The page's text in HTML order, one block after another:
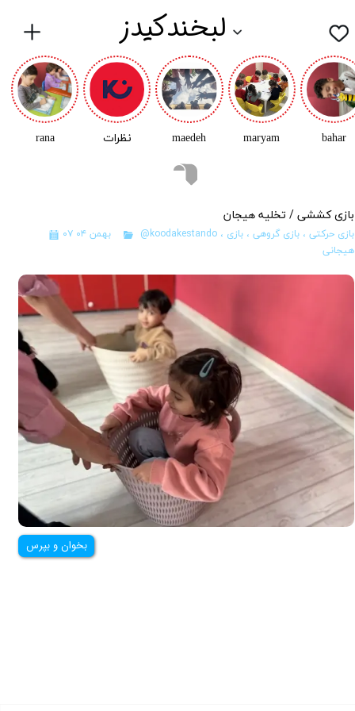
لبخندکیدز
rana نظرات maedeh maryam bahar
بازی کششی / تخلیه هیجان
۰۷ بهمن ۰۴ @koodakestando، بازی حرکتی ،بازی گروهی ،بازی
هیجانی
بخوان و بپرس